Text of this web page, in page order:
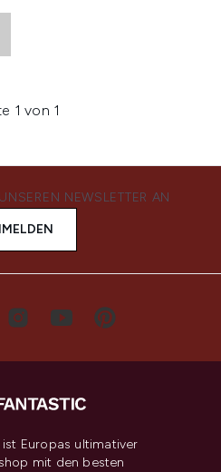
1 von 1
NEWSLETTER AN
ist Europas ultimativer
mit den besten